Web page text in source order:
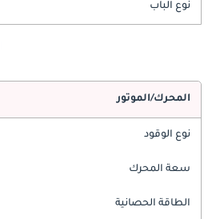
نوع الباب
المحرك/الموتور
نوع الوقود
سعة المحرك
الطاقة الحصانية